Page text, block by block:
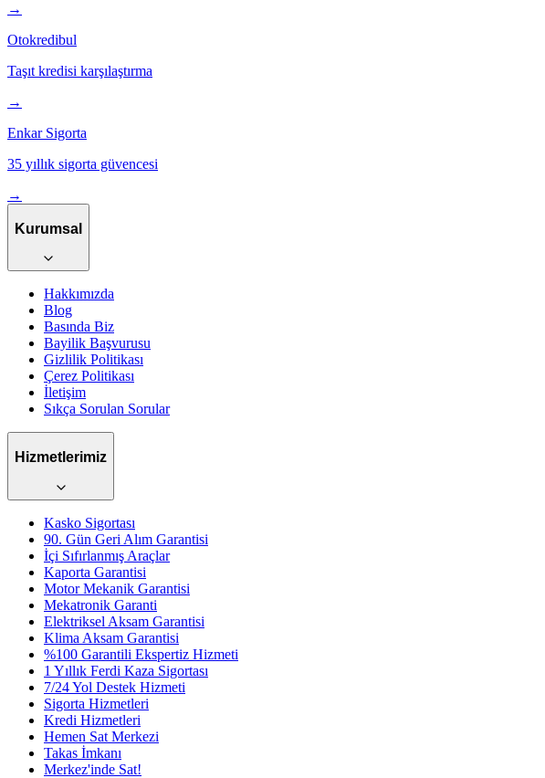
→
Otokredibul
Taşıt kredisi karşılaştırma
→
Enkar Sigorta
35 yıllık sigorta güvencesi
→
Kurumsal
Hakkımızda
Blog
Basında Biz
Bayilik Başvurusu
Gizlilik Politikası
Çerez Politikası
İletişim
Sıkça Sorulan Sorular
Hizmetlerimiz
Kasko Sigortası
90. Gün Geri Alım Garantisi
İçi Sıfırlanmış Araçlar
Kaporta Garantisi
Motor Mekanik Garantisi
Mekatronik Garanti
Elektriksel Aksam Garantisi
Klima Aksam Garantisi
%100 Garantili Ekspertiz Hizmeti
1 Yıllık Ferdi Kaza Sigortası
7/24 Yol Destek Hizmeti
Sigorta Hizmetleri
Kredi Hizmetleri
Hemen Sat Merkezi
Takas İmkanı
Merkez'inde Sat!